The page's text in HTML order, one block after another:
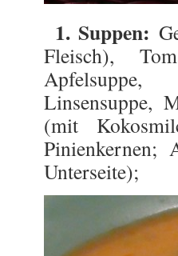
1. Suppen:
Fleisch),
Apfelsuppe,
Linsensuppe,
(mit
Pinienkernen;
Unterseite);